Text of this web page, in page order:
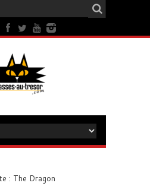
: The Dragon